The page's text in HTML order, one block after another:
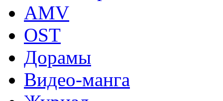
AMV
OST
Дорамы
Видео-манга